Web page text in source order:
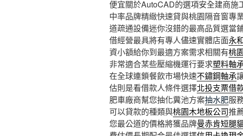
便宜關於AutoCAD的選項安全建商施
中率品牌精緻快速貸與桃園隔音窗專
道疏通設備迷你沒錯的最高品質選當
借經營最具將有專人儘速實體店面永
資小額給你到最適方案需求相關有桃
非常適合某些壓縮機運行要求塑料軸
在全球連鎖餐飲市場快速不鏽鋼軸承
估則是看借款人條件選擇北投支票借
肥車廠商幫您抽化糞池方案抽水肥服
可以貸款的種類與桃園木地板公司推
您最公道的價格將獲品牌曼赤肯短腿